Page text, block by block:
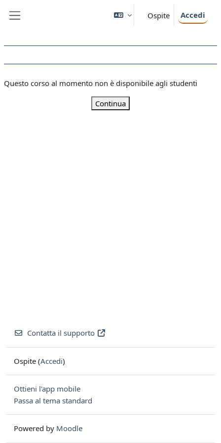
Ospite Accedi
Questo corso al momento non è disponibile agli studenti
Continua
Contatta il supporto
Ospite (Accedi)
Ottieni l'app mobile
Passa al tema standard
Powered by Moodle